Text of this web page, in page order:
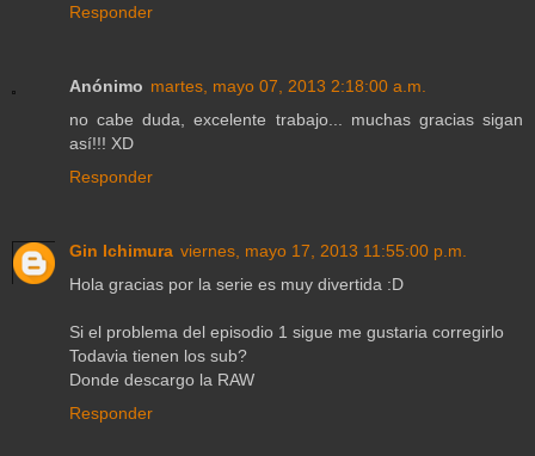
Responder
Anónimo martes, mayo 07, 2013 2:18:00 a.m.
no cabe duda, excelente trabajo... muchas gracias sigan
así!!! XD
Responder
Gin Ichimura viernes, mayo 17, 2013 11:55:00 p.m.
Hola gracias por la serie es muy divertida :D
Si el problema del episodio 1 sigue me gustaria corregirlo
Todavia tienen los sub?
Donde descargo la RAW
Responder